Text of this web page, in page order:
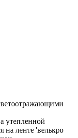
утепленной
на ленте 'велькро